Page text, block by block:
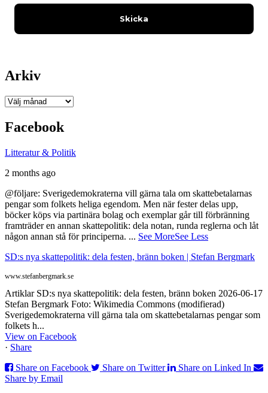
Arkiv
Arkiv
Facebook
Litteratur & Politik
2 months ago
@följare: Sverigedemokraterna vill gärna tala om skattebetalarnas
pengar som folkets heliga egendom. Men när fester delas upp,
böcker köps via partinära bolag och exemplar går till förbränning
framträder en annan skattepolitik: dela notan, runda reglerna och låt
någon annan stå för principerna. ... See MoreSee Less
SD:s nya skattepolitik: dela festen, bränn boken | Stefan Bergmark
www.stefanbergmark.se
Artiklar SD:s nya skattepolitik: dela festen, bränn boken 2026-06-17
Stefan Bergmark Foto: Wikimedia Commons (modifierad)
Sverigedemokraterna vill gärna tala om skattebetalarnas pengar som
folkets h...
View on Facebook
· Share
Share on Facebook
Share on Twitter
Share on Linked In
Share by Email